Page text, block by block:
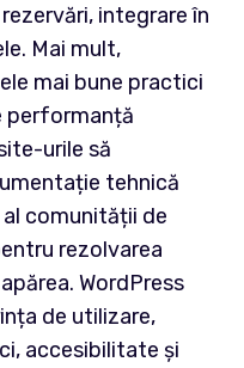
integrare în
Mai mult,
mai bune practici
performanță
urile să
tehnică
comunității de
rezolvarea
WordPress
de utilizare,
accesibilitate și